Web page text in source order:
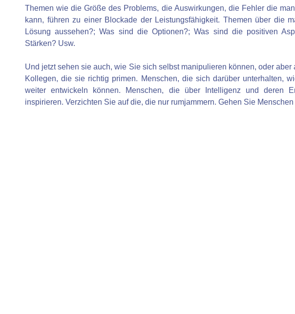
Themen wie die Größe des Problems, die Auswirkungen, die Fehler die
kann, führen zu einer Blockade der Leistungsfähigkeit. Themen über die
Lösung aussehen?; Was sind die Optionen?; Was sind die positiven
Stärken? Usw.
Und jetzt sehen sie auch, wie Sie sich selbst manipulieren können, oder
Kollegen, die sie richtig primen. Menschen, die sich darüber unterhalten,
weiter entwickeln können. Menschen, die über Intelligenz und deren
inspirieren. Verzichten Sie auf die, die nur rumjammern. Gehen Sie